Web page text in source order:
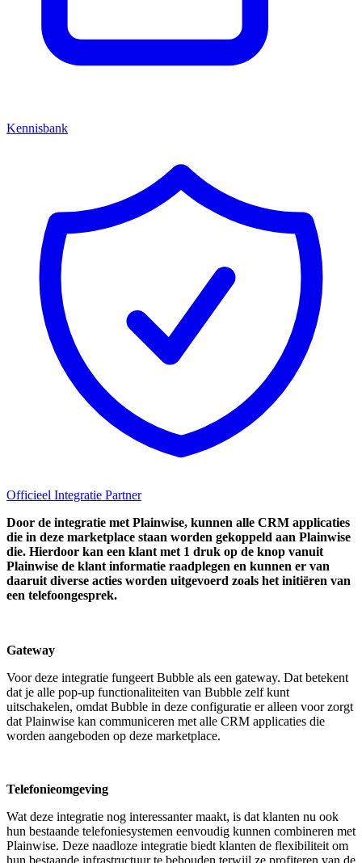
Kennisbank
Officieel Integratie Partner
Door de integratie met Plainwise, kunnen alle CRM applicaties
die in deze marketplace staan worden gekoppeld aan Plainwise
die. Hierdoor kan een klant met 1 druk op de knop vanuit
Plainwise de klant informatie raadplegen en kunnen er van
daaruit diverse acties worden uitgevoerd zoals het initiëren van
een telefoongesprek.
Gateway
Voor deze integratie fungeert Bubble als een gateway. Dat betekent
dat je alle pop-up functionaliteiten van Bubble zelf kunt
uitschakelen, omdat Bubble in deze configuratie er alleen voor zorgt
dat Plainwise kan communiceren met alle CRM applicaties die
worden aangeboden op deze marketplace.
Telefonieomgeving
Wat deze integratie nog interessanter maakt, is dat klanten nu ook
hun bestaande telefoniesystemen eenvoudig kunnen combineren met
Plainwise. Deze naadloze integratie biedt klanten de flexibiliteit om
hun bestaande infrastructuur te behouden terwijl ze profiteren van de